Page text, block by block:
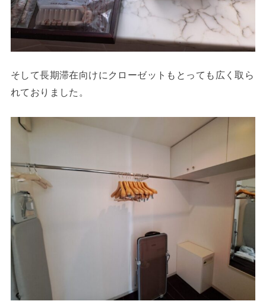
そして長期滞在向けにクローゼットもとっても広く取ら
れておりました。